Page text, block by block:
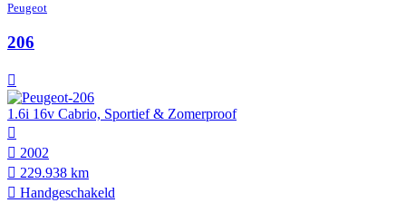
Peugeot
206
1.6i 16v Cabrio, Sportief & Zomerproof
2002
229.938 km
Hand­geschakeld